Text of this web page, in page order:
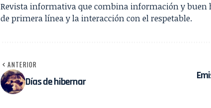
Revista informativa que combina información y buen
de primera línea y la interacción con el respetable.
ANTERIOR
Días de hibernar